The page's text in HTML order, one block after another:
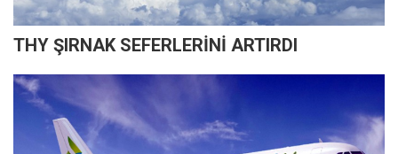
THY ŞIRNAK SEFERLERİNİ ARTIRDI